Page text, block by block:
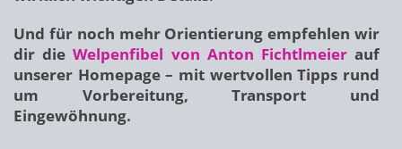
Und für noch mehr Orientierung empfehlen wir
dir dieWelpenfibel von Anton Fichtlmeierauf
unserer Homepage – mit wertvollen Tipps rund
um Vorbereitung, Transport und
Eingewöhnung.